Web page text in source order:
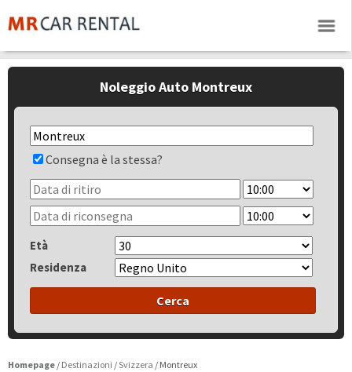
Noleggio Auto Montreux
Consegna è la stessa?
Età
Residenza
Cerca
Homepage / Destinazioni /Svizzera / Montreux